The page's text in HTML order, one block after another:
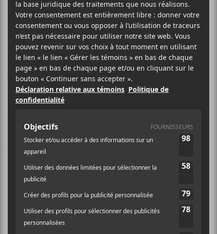
La cour a invalidé l’injonction qui
empêchait la salle de spectacle de
faire du bruit en raison du
changement de règlement de
l’arrondissement.
Le juge Patrick Ferland a rendu un jugement qui rend
caduque l’injonction qui frappait la salle en raison de
la modification du règlement sur le bruit de
l’arrondissement. Celui-ci permet dorénavant aux
bars et discothèques d’avoir les coudées franches face à
leurs voisins. C’est l’administration de Luc Rabouin
(qui souhaite devenir maire de Montréal demain) qui
a piloté le tout.